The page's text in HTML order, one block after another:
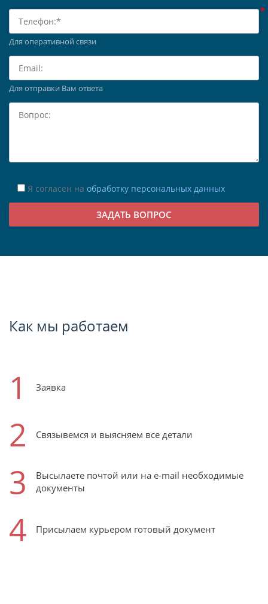
Для оперативной связи
Для отправки Вам ответа
Я согласен на обработку персональных данных
Как мы работаем
1 Заявка
2 Связывемся и выясняем все детали
3
Высылаете почтой или на e-mail необходимые
документы
4 Присылаем курьером готовый документ